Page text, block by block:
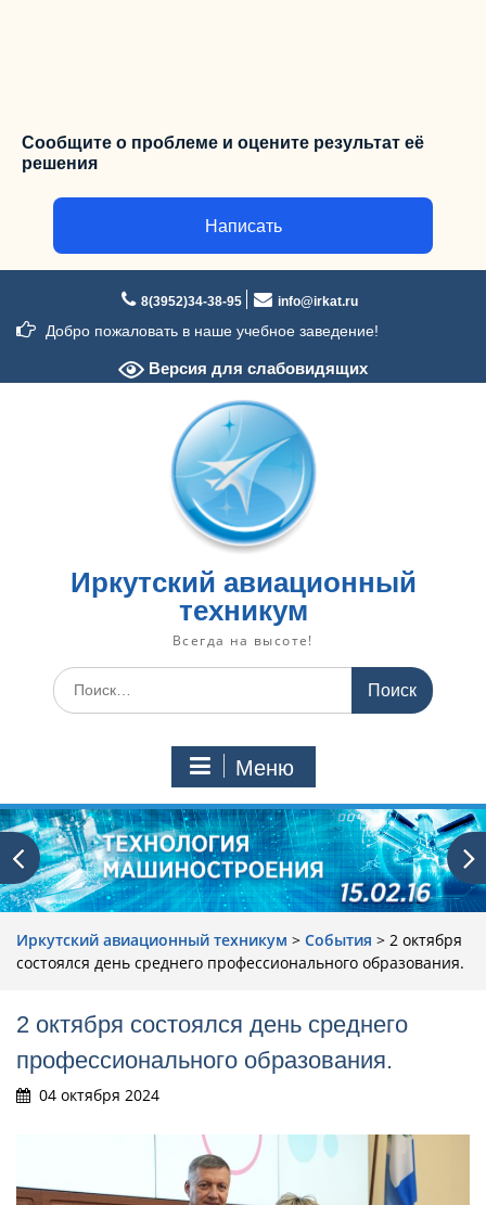
Сообщите о проблеме и оцените результат её
решения
Написать
содержимому
8(3952)34-38-95 info@irkat.ru
Добро пожаловать в наше учебное заведение!
Версия для слабовидящих
Иркутский авиационный
техникум
Всегда на высоте!
Искать:
Меню
Иркутский авиационный техникум > События > 2 октября
состоялся день среднего профессионального образования.
2 октября состоялся день среднего
профессионального образования.
04 октября 2024